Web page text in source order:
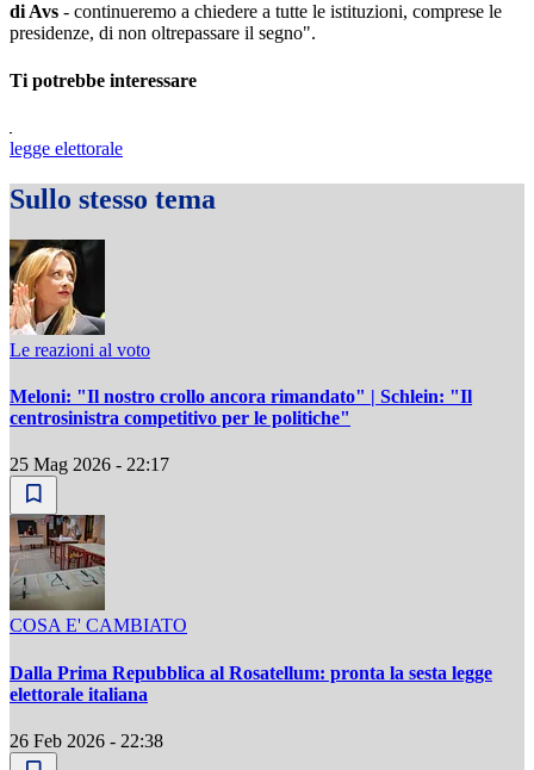
di Avs - continueremo a chiedere a tutte le istituzioni, comprese le
presidenze, di non oltrepassare il segno".
Ti potrebbe interessare
legge elettorale
Sullo stesso tema
Le reazioni al voto
Meloni: "Il nostro crollo ancora rimandato" | Schlein: "Il
centrosinistra competitivo per le politiche"
25 Mag 2026 - 22:17
COSA E' CAMBIATO
Dalla Prima Repubblica al Rosatellum: pronta la sesta legge
elettorale italiana
26 Feb 2026 - 22:38